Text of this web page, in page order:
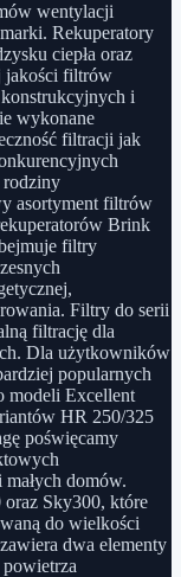
wentylacji
Rekuperatory
ciepła oraz
jakości filtrów
i
wykonane
filtracji jak
rodziny
asortyment filtrów
Brink
filtry
Filtry do serii
filtrację dla
Dla użytkowników
popularnych
modeli Excellent
HR 250/325
poświęcamy
domów.
Sky300, które
do wielkości
dwa elementy